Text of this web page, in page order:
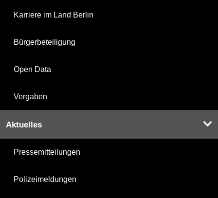
Karriere im Land Berlin
Bürgerbeteiligung
Open Data
Vergaben
Aktuelles
Pressemitteilungen
Polizeimeldungen